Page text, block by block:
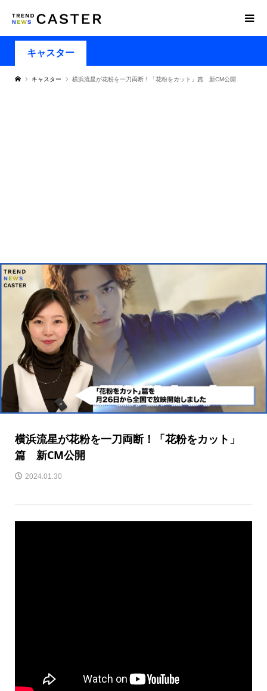
キャスター
キャスター 横浜流星が花粉を一刀両断！「花粉をカット」篇 新CM公開
横浜流星が花粉を一刀両断！「花粉をカット」
篇 新CM公開
2024.01.30